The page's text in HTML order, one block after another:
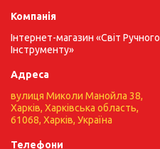
Інтернет-магазин «Світ Ручного
Інструменту»
вулиця Миколи Манойла 38,
Харків, Харківська область,
61068, Харків, Україна